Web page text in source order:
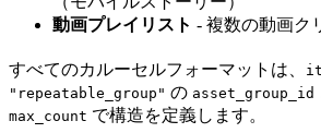
動画プレイリスト - 複数の動画ク
すべてのカルーセルフォーマットは、
"repeatable_group" の asset_group_id
max_count で構造を定義します。